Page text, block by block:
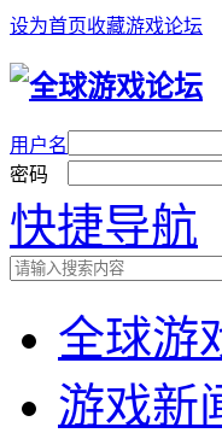
设为首页收藏游戏论坛
用户名
密码
快捷导航
全球游
游戏新